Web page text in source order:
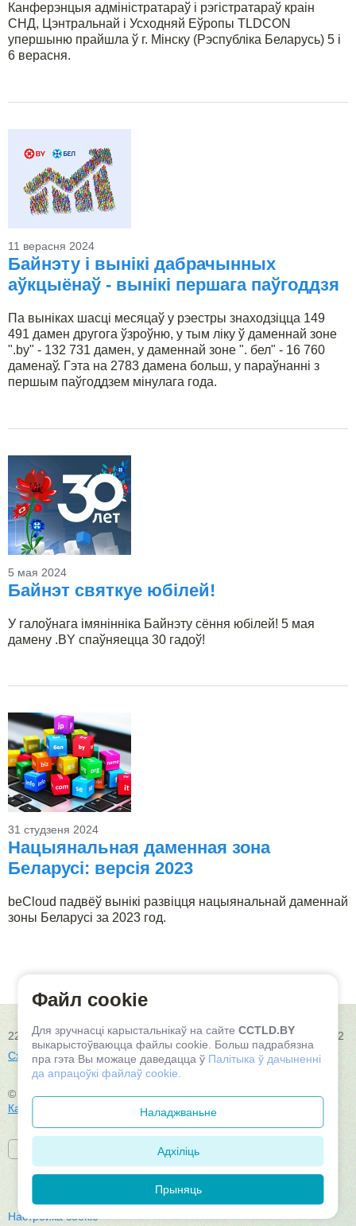
Канферэнцыя адміністратараў і рэгістратараў краін
СНД, Цэнтральнай і Усходняй Еўропы TLDCON
упершыню прайшла ў г. Мінску (Рэспубліка Беларусь) 5 і
6 верасня.
11 верасня 2024
Байнэту і вынікі дабрачынных
аўкцыёнаў - вынікі першага паўгоддзя
Па выніках шасці месяцаў у рэестры знаходзіцца 149
491 дамен другога ўзроўню, у тым ліку ў даменнай зоне
".by" - 132 731 дамен, у даменнай зоне ". бел" - 16 760
даменаў. Гэта на 2783 дамена больш, у параўнанні з
першым паўгоддзем мінулага года.
5 мая 2024
Байнэт святкуе юбілей!
У галоўнага імянінніка Байнэту сёння юбілей! 5 мая
дамену .BY спаўняецца 30 гадоў!
31 студзеня 2024
Нацыянальная даменная зона
Беларусі: версія 2023
beCloud падвёў вынікі развіцця нацыянальнай даменнай
зоны Беларусі за 2023 год.
220030, Рэспубліка Беларусь, г.Мінск, вул. К. Цэткін, 24, пам.602
Схема праезду
© 2026, ТАА «Беларускія воблачныя тэхналогіі»
Карта сайта
Настройка cookie
Файл cookie
Для зручнасці карыстальнікаў на сайтеCCTLD.BY
выкарыстоўваюцца файлы cookie. Больш падрабязна
пра гэта Вы можаце даведацца ў Палітыка ў дачыненні
да апрацоўкі файлаў cookie.
Наладжваньне
Адхіліць
Прыняць